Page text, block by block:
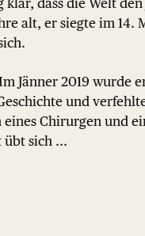
dass die Welt
alt, er siegte im 14.
Jänner 2019 wurde
und
eines Chirurgen und
übt sich ...